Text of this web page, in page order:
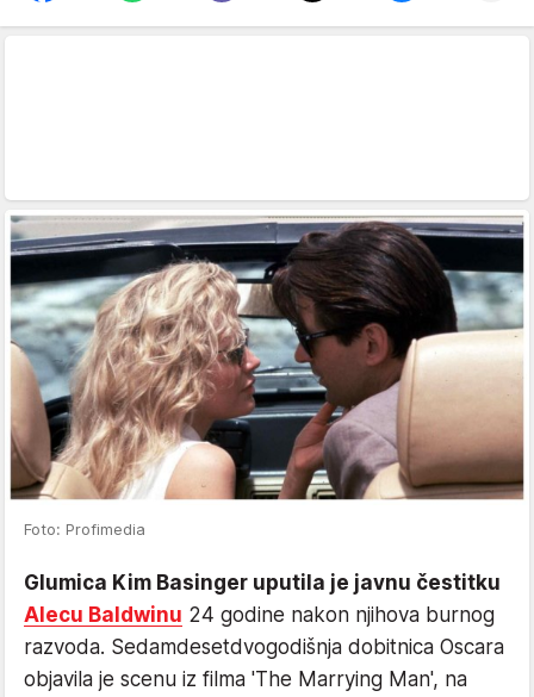
Foto: Profimedia
Glumica Kim Basinger uputila je javnu čestitku
Alecu Baldwinu 24 godine nakon njihova burnog
razvoda. Sedamdesetdvogodišnja dobitnica Oscara
objavila je scenu iz filma 'The Marrying Man', na